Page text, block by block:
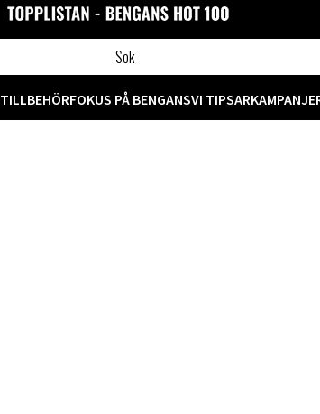
TILLBEHÖRFOKUS PÅ BENGANSVI TIPSAR